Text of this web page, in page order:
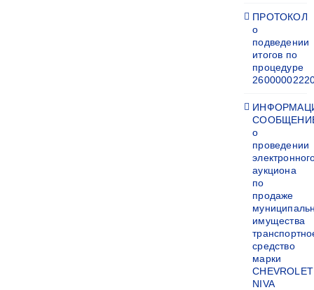
ПРОТОКОЛ
о
подведении
итогов по
процедуре
о
проведении
аукциона
по
продаже
имущества
средство
марки
CHEVROLET
NIVA